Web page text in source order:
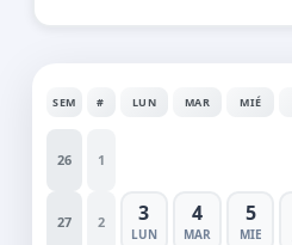
SEM # LUN MAR MIÉ
26 1
27 2 3
LUN
4
MAR
5
MIE